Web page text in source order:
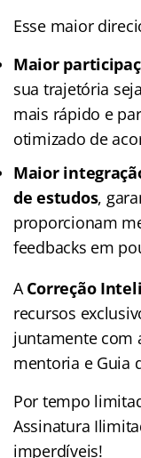
Esse maior
Maior
sua trajetória
mais rápido e
otimizado de
Maior
de estudos,
proporcionam
feedbacks em
ACorreção
recursos
juntamente com
mentoria e Guia
Por tempo
Assinatura
imperdíveis!